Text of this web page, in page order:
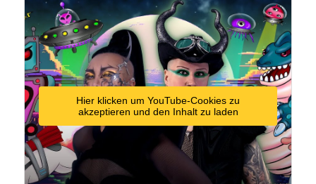
Hier klicken um YouTube-Cookies zu
akzeptieren und den Inhalt zu laden